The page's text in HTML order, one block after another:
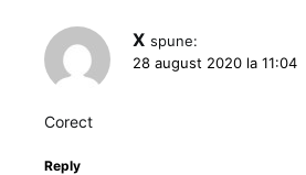
X spune:
28 august 2020 la 11:04
Corect
Reply